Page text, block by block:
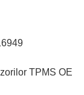
TPMS OE